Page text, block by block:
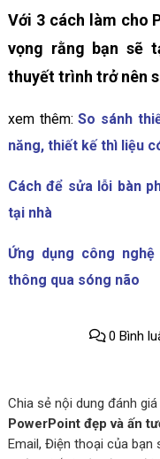
Với 3 cách làm cho
vọng rằng bạn sẽ
thuyết trình trở nên
xem thêm:So sánh
năng, thiết kế thì liệu
Cách để sửa lỗi bàn
tại nhà
Ứng dụng công
thông qua sóng não
0 Bình
Chia sẻ nội dung đánh
PowerPoint đẹp và ấn
Email, Điện thoại của